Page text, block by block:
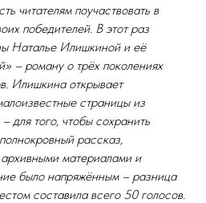
читателям поучаствовать в
победителей. В этот раз
Наталье Илишкиной и её
– роману о трёх поколениях
Илишкина открывает
страницы из
для того, чтобы сохранить
рассказ,
материалами и
было напряжённым – разница
составила всего 50 голосов.